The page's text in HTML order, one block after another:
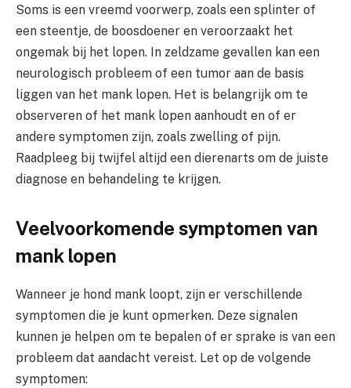
Soms is een vreemd voorwerp, zoals een splinter of
een steentje, de boosdoener en veroorzaakt het
ongemak bij het lopen. In zeldzame gevallen kan een
neurologisch probleem of een tumor aan de basis
liggen van het mank lopen. Het is belangrijk om te
observeren of het mank lopen aanhoudt en of er
andere symptomen zijn, zoals zwelling of pijn.
Raadpleeg bij twijfel altijd een dierenarts om de juiste
diagnose en behandeling te krijgen.
Veelvoorkomende symptomen van
mank lopen
Wanneer je hond mank loopt, zijn er verschillende
symptomen die je kunt opmerken. Deze signalen
kunnen je helpen om te bepalen of er sprake is van een
probleem dat aandacht vereist. Let op de volgende
symptomen: